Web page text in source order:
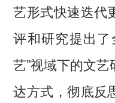
艺形式快速迭代
评和研究提出
艺”视域下的文
达方式，彻底反